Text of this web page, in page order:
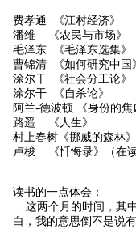
费孝通 《江村经济》
潘维 《农民与市场》
毛泽东 《毛泽东选集》
曹锦清 《如何研究中国》
涂尔干 《社会分工论》
涂尔干 《自杀论》
阿兰-德波顿 《身份的焦
路遥 《人生》
村上春树《挪威的森林》
卢梭 《忏悔录》（在读
读书的一点体会：
这两个月的时间，其
白，我的意思倒不是说